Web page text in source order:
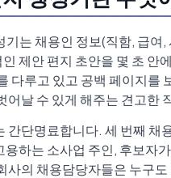
기는 채용인 정보(직함, 급여
제안 편지 초안을 몇 초 안
다루고 있고 공백 페이지를
어날 수 있게 해주는 견고한
간단명료합니다. 세 번째 채
용하는 소사업 주인, 후보자
사의 채용담당자들은 누구